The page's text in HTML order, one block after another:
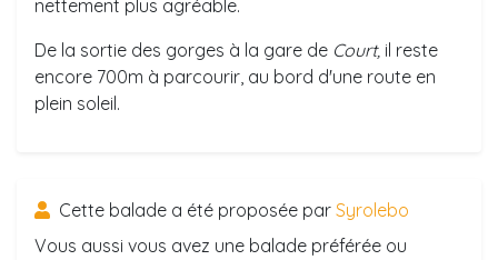
nettement plus agréable.
De la sortie des gorges à la gare de Court, il reste
encore 700m à parcourir, au bord d'une route en
plein soleil.
Cette balade a été proposée par Syrolebo
Vous aussi vous avez une balade préférée ou